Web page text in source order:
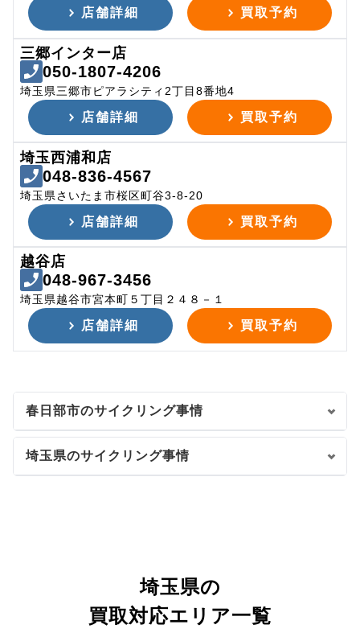
店舗詳細 買取予約
三郷インター店
050-1807-4206
埼玉県三郷市ピアラシティ2丁目8番地4
店舗詳細 買取予約
埼玉西浦和店
048-836-4567
埼玉県さいたま市桜区町谷3-8-20
店舗詳細 買取予約
越谷店
048-967-3456
埼玉県越谷市宮本町５丁目２４８－１
店舗詳細 買取予約
春日部市のサイクリング事情
埼玉県のサイクリング事情
埼玉県の
買取対応エリア一覧